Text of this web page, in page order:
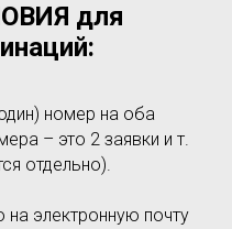
для
номер на оба
– это 2 заявки и т.
отдельно).
на электронную почту